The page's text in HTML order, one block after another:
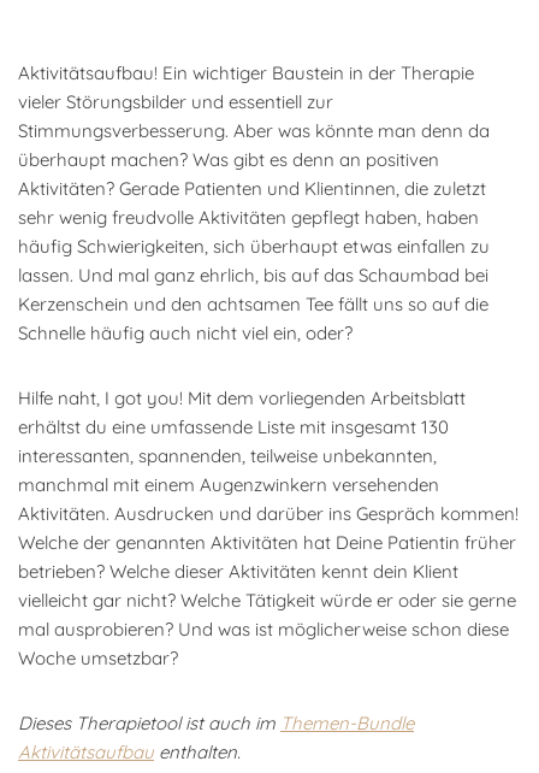
Aktivitätsaufbau! Ein wichtiger Baustein in der Therapie
vieler Störungsbilder und essentiell zur
Stimmungsverbesserung. Aber was könnte man denn da
überhaupt machen? Was gibt es denn an positiven
Aktivitäten? Gerade Patienten und Klientinnen, die zuletzt
sehr wenig freudvolle Aktivitäten gepflegt haben, haben
häufig Schwierigkeiten, sich überhaupt etwas einfallen zu
lassen. Und mal ganz ehrlich, bis auf das Schaumbad bei
Kerzenschein und den achtsamen Tee fällt uns so auf die
Schnelle häufig auch nicht viel ein, oder?
Hilfe naht, I got you! Mit dem vorliegenden Arbeitsblatt
erhältst du eine umfassende Liste mit insgesamt 130
interessanten, spannenden, teilweise unbekannten,
manchmal mit einem Augenzwinkern versehenden
Aktivitäten. Ausdrucken und darüber ins Gespräch kommen!
Welche der genannten Aktivitäten hat Deine Patientin früher
betrieben? Welche dieser Aktivitäten kennt dein Klient
vielleicht gar nicht? Welche Tätigkeit würde er oder sie gerne
mal ausprobieren? Und was ist möglicherweise schon diese
Woche umsetzbar?
Dieses Therapietool ist auch im Themen-Bundle
Aktivitätsaufbau enthalten.